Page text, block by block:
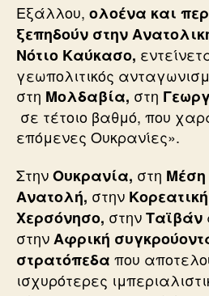
Εξάλλου, ολοένα και
ξεπηδούν στην
Νότιο Καύκασο,
γεωπολιτικός
στη Μολδαβία, στη
σε τέτοιο βαθμό, που
επόμενες Ουκρανίες».
ΣτηνΟυκρανία, στη Μέση
Ανατολή, στην Κορεατική
Χερσόνησο, στηνΤαϊβάν
στηνΑφρική
στρατόπεδα που
ισχυρότερες